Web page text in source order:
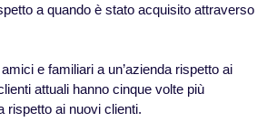
a quando è stato acquisito attraverso
e familiari a un’azienda rispetto ai
attuali hanno cinque volte più
rispetto ai nuovi clienti.